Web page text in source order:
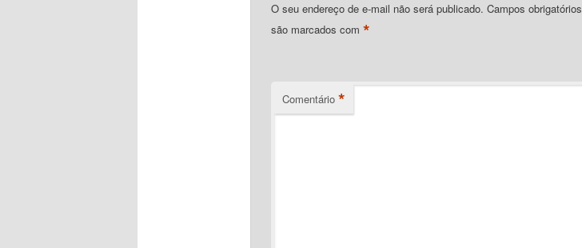
O seu endereço de e-mail não será publicado. Campos obrigatórios
são marcados com *
Comentário *